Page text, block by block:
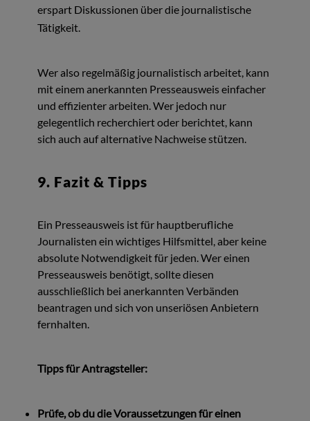
erspart Diskussionen über die journalistische
Tätigkeit.
Wer also regelmäßig journalistisch arbeitet, kann
mit einem anerkannten Presseausweis einfacher
und effizienter arbeiten. Wer jedoch nur
gelegentlich recherchiert oder berichtet, kann
sich auch auf alternative Nachweise stützen.
9. Fazit & Tipps
Ein Presseausweis ist für hauptberufliche
Journalisten ein wichtiges Hilfsmittel, aber keine
absolute Notwendigkeit für jeden. Wer einen
Presseausweis benötigt, sollte diesen
ausschließlich bei anerkannten Verbänden
beantragen und sich von unseriösen Anbietern
fernhalten.
Tipps für Antragsteller:
Prüfe, ob du die Voraussetzungen für einen